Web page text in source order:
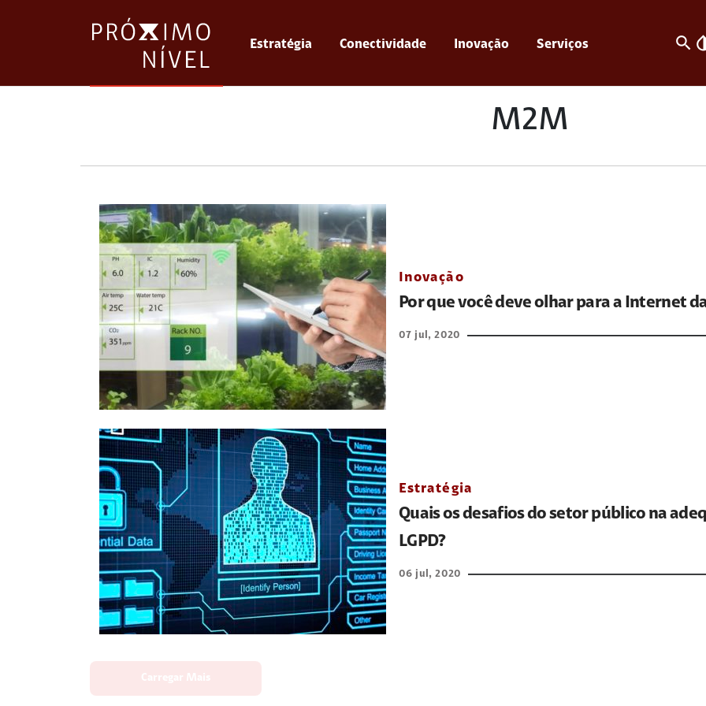
Estratégia Conectividade Inovação Serviços search
M2M
Inovação
Por que você deve olhar para a Internet
07 jul, 2020
Estratégia
Quais os desafios do setor público na
LGPD?
06 jul, 2020